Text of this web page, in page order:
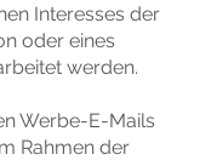
Interesses der
oder eines
werden.
Werbe-E-Mails
Rahmen der